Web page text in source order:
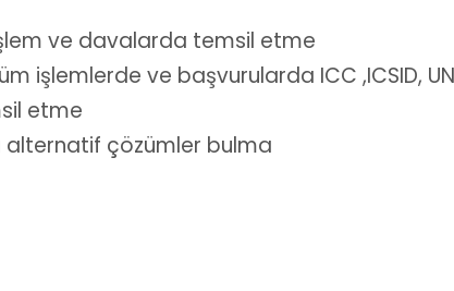
ve davalarda temsil etme
işlemlerde ve başvurularda ICC ,ICSID,
etme
alternatif çözümler bulma